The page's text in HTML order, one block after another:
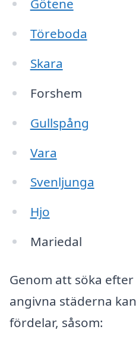
Götene
Töreboda
Skara
Forshem
Gullspång
Vara
Svenljunga
Hjo
Mariedal
Genom att söka
angivna städerna
fördelar, såsom: